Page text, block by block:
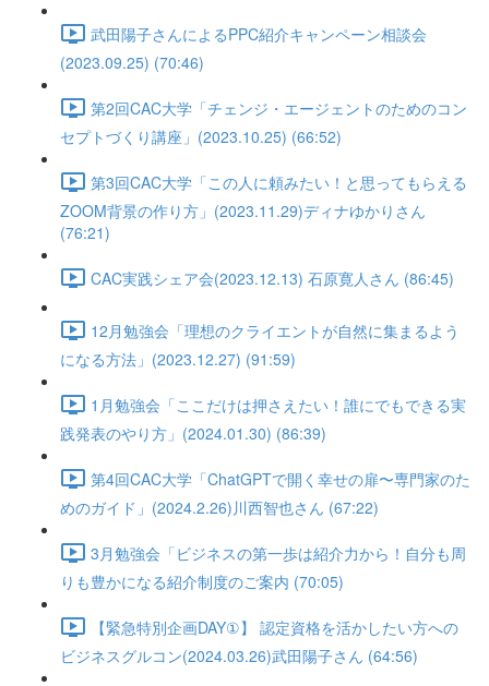
武田陽子さんによるPPC紹介キャンペーン相談会
(2023.09.25) (70:46)
第2回CAC大学「チェンジ・エージェントのためのコン
セプトづくり講座」(2023.10.25) (66:52)
第3回CAC大学「この人に頼みたい！と思ってもらえる
ZOOM背景の作り方」(2023.11.29)ディナゆかりさん
(76:21)
CAC実践シェア会(2023.12.13) 石原寛人さん (86:45)
12月勉強会「理想のクライエントが自然に集まるよう
になる方法」(2023.12.27) (91:59)
1月勉強会「ここだけは押さえたい！誰にでもできる実
践発表のやり方」(2024.01.30) (86:39)
第4回CAC大学「ChatGPTで開く幸せの扉〜専門家のた
めのガイド」(2024.2.26)川西智也さん (67:22)
3月勉強会「ビジネスの第一歩は紹介力から！自分も周
りも豊かになる紹介制度のご案内 (70:05)
【緊急特別企画DAY①】 認定資格を活かしたい方への
ビジネスグルコン(2024.03.26)武田陽子さん (64:56)